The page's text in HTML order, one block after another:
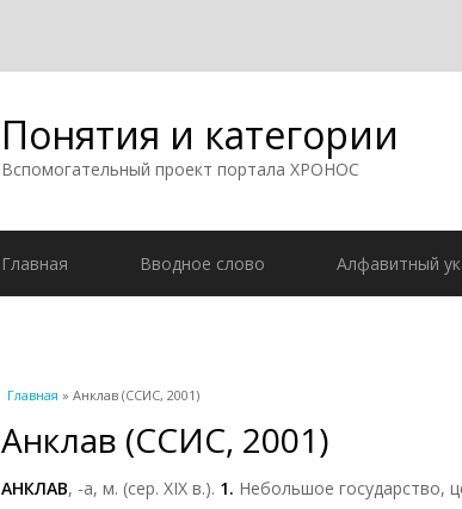
Понятия и категории
Вспомогательный проект портала ХРОНОС
Главная Вводное слово Алфавитный
Вы здесь
Главная » Анклав (ССИС, 2001)
Анклав (ССИС, 2001)
АНКЛАВ, -а, м. (сер. XIX в.). 1. Небольшое государство,